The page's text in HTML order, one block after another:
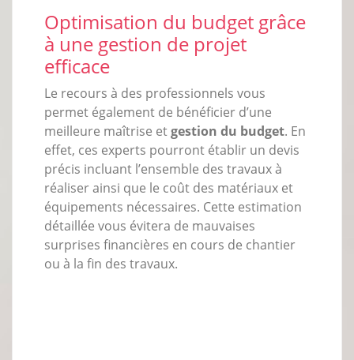
Optimisation du budget grâce
à une gestion de projet
efficace
Le recours à des professionnels vous
permet également de bénéficier d’une
meilleure maîtrise etgestion du budget. En
effet, ces experts pourront établir un devis
précis incluant l’ensemble des travaux à
réaliser ainsi que le coût des matériaux et
équipements nécessaires. Cette estimation
détaillée vous évitera de mauvaises
surprises financières en cours de chantier
ou à la fin des travaux.